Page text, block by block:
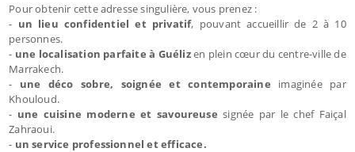
Pour obtenir cette adresse singulière, vous prenez :
- un lieu confidentiel et privatif, pouvant accueillir de 2 à 10
personnes.
- une localisation parfaite à Guélizen plein cœur du centre-ville de
Marrakech.
- une déco sobre, soignée et contemporaine imaginée par
Khouloud.
- une cuisine moderne et savoureuse signée par le chef Faiçal
Zahraoui.
- un service professionnel et efficace.